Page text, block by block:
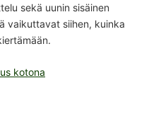
sekä uunin sisäinen
vaikuttavat siihen, kuinka
kotona